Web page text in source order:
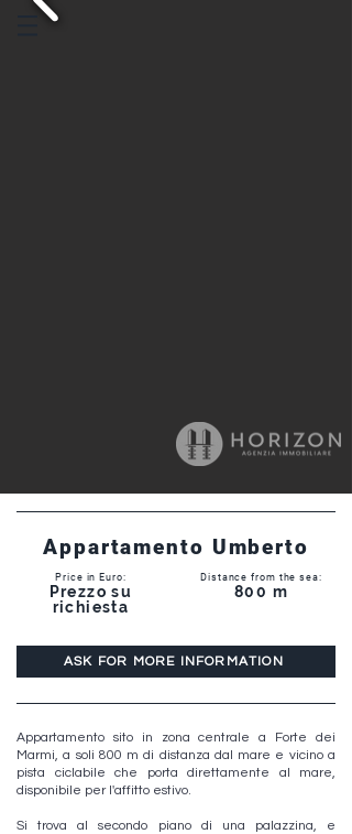
Appartamento Umberto
Price in Euro:
Prezzo su
richiesta
Distance from the sea:
800 m
ASK FOR MORE INFORMATION
Appartamento sito in zona centrale a Forte dei
Marmi, a soli 800 m di distanza dal mare e vicino a
pista ciclabile che porta direttamente al mare,
disponibile per l'affitto estivo.
Si trova al secondo piano di una palazzina, e